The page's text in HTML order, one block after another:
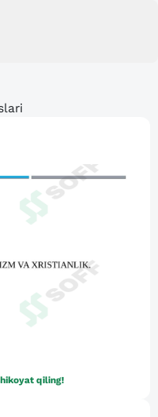
qiling!